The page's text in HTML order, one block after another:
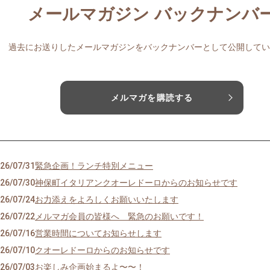
メールマガジン バックナンバ
過去にお送りしたメールマガジンをバックナンバーとして公開してい
メルマガを購読する
07/31 緊急企画！ランチ特別メニュー
07/30神保町イタリアンクオーレドーロからのお知らせです
07/24お力添えをよろしくお願いいたします
07/22 メルマガ会員の皆様へ 緊急のお願いです！
07/16営業時間についてお知らせします
07/10クオーレドーロからのお知らせです
07/03お楽しみ企画始まるよ〜〜！